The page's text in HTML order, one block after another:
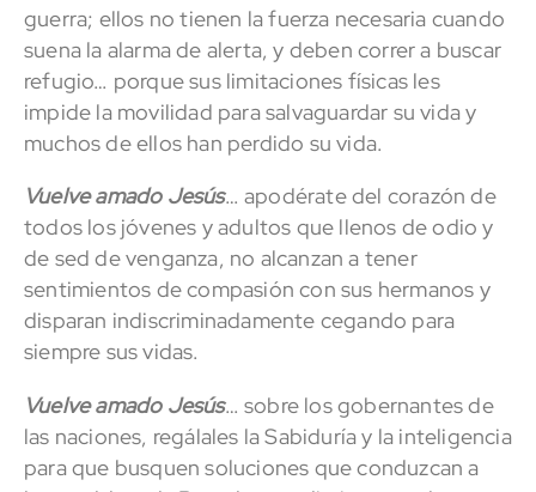
guerra; ellos no tienen la fuerza necesaria cuando
suena la alarma de alerta, y deben correr a buscar
refugio… porque sus limitaciones físicas les
impide la movilidad para salvaguardar su vida y
muchos de ellos han perdido su vida.
Vuelve amado Jesús… apodérate del corazón de
todos los jóvenes y adultos que llenos de odio y
de sed de venganza, no alcanzan a tener
sentimientos de compasión con sus hermanos y
disparan indiscriminadamente cegando para
siempre sus vidas.
Vuelve amado Jesús… sobre los gobernantes de
las naciones, regálales la Sabiduría y la inteligencia
para que busquen soluciones que conduzcan a